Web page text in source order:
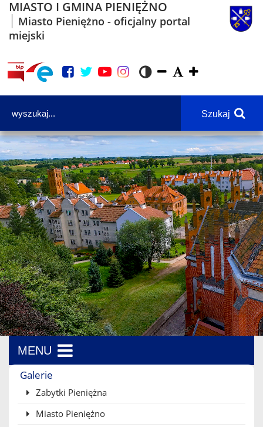
MIASTO I GMINA PIENIĘŻNO
Miasto Pieniężno - oficjalny portal
miejski
Szukaj
MENU
Menu boczne
Galerie
Zabytki Pieniężna
Miasto Pieniężno